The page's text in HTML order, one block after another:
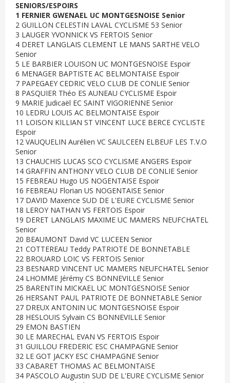
SENIORS/ESPOIRS
1 FERNIER GWENAEL UC MONTGESNOISE Senior
2 GUILLON CELESTIN LAVAL CYCLISME 53 Senior
3 LAUGER YVONNICK VS FERTOIS Senior
4 DERET LANGLAIS CLEMENT LE MANS SARTHE VELO
Senior
5 LE BARBIER LOUISON UC MONTGESNOISE Espoir
6 MENAGER BAPTISTE AC BELMONTAISE Espoir
7 PAPEGAEY CEDRIC VELO CLUB DE CONLIE Senior
8 PASQUIER Théo ES AUNEAU CYCLISME Espoir
9 MARIE Judicaël EC SAINT VIGORIENNE Senior
10 LEDRU LOUIS AC BELMONTAISE Espoir
11 LOISON KILLIAN ST VINCENT LUCE BERCE CYCLISTE
Espoir
12 VAUQUELIN Aurélien VC SAULCEEN ELBEUF LES T.V.O
Senior
13 CHAUCHIS LUCAS SCO CYCLISME ANGERS Espoir
14 GRAFFIN ANTHONY VELO CLUB DE CONLIE Senior
15 FEBREAU Hugo US NOGENTAISE Espoir
16 FEBREAU Florian US NOGENTAISE Senior
17 DAVID Maxence SUD DE L'EURE CYCLISME Senior
18 LEROY NATHAN VS FERTOIS Espoir
19 DERET LANGLAIS MAXIME UC MAMERS NEUFCHATEL
Senior
20 BEAUMONT David VC LUCEEN Senior
21 COTTEREAU Teddy PATRIOTE DE BONNETABLE
22 BROUARD LOIC VS FERTOIS Senior
23 BESNARD VINCENT UC MAMERS NEUFCHATEL Senior
24 LHOMME Jérémy CS BONNEVILLE Senior
25 BARENTIN MICKAEL UC MONTGESNOISE Senior
26 HERSANT PAUL PATRIOTE DE BONNETABLE Senior
27 DREUX ANTONIN UC MONTGESNOISE Espoir
28 HESLOUIS Sylvain CS BONNEVILLE Senior
29 EMON BASTIEN
30 LE MARECHAL EVAN VS FERTOIS Espoir
31 GUILLOU FREDERIC ESC CHAMPAGNE Senior
32 LE GOT JACKY ESC CHAMPAGNE Senior
33 CABARET THOMAS AC BELMONTAISE
34 PASCOLO Augustin SUD DE L'EURE CYCLISME Senior